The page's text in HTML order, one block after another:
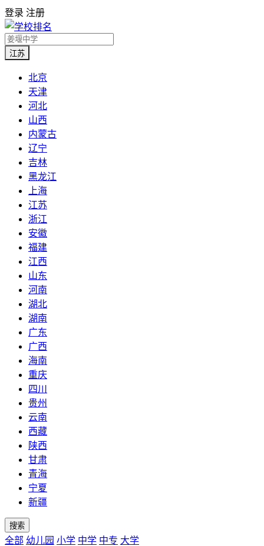
登录 注册
江苏
北京
天津
河北
山西
内蒙古
辽宁
吉林
黑龙江
上海
江苏
浙江
安徽
福建
江西
山东
河南
湖北
湖南
广东
广西
海南
重庆
四川
贵州
云南
西藏
陕西
甘肃
青海
宁夏
新疆
搜索
全部 幼儿园 小学 中学 中专 大学